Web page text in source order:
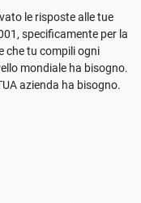
le risposte alle tue
specificamente per la
che tu compili ogni
mondiale ha bisogno.
azienda ha bisogno.